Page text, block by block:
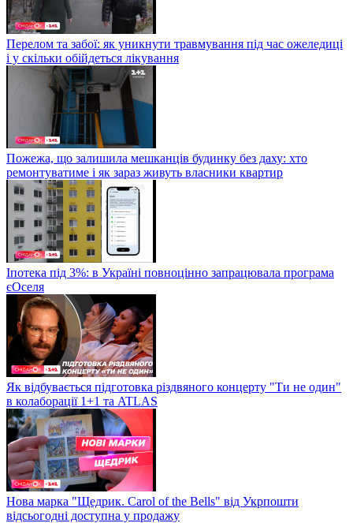
Перелом та забої: як уникнути травмування під час ожеледиці
і у скільки обійдеться лікування
Пожежа, що залишила мешканців будинку без даху: хто
ремонтуватиме і як зараз живуть власники квартир
Іпотека під 3%: в Україні повноцінно запрацювала програма
єОселя
Як відбувається підготовка різдвяного концерту "Ти не один"
в колаборації 1+1 та ATLAS
Нова марка "Щедрик. Carol of the Bells" від Укрпошти
відсьогодні доступна у продажу